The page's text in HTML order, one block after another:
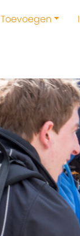
Toevoegen